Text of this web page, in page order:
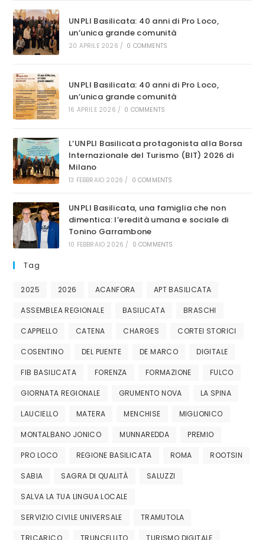
DELLA
GIORNATA
NAZIONALE
DEL
DIALETTO
UNPLI Basilicata: 40 anni di Pro Loco,
un’unica grande comunità
20 APRILE 2026 / 0 COMMENTS
UNPLI Basilicata: 40 anni di Pro Loco,
un’unica grande comunità
16 APRILE 2026 / 0 COMMENTS
L’UNPLI Basilicata protagonista alla Borsa
Internazionale del Turismo (BIT) 2026 di
Milano
13 FEBBRAIO 2026 / 0 COMMENTS
UNPLI Basilicata, una famiglia che non
dimentica: l’eredità umana e sociale di
Tonino Garrambone
10 FEBBRAIO 2026 / 0 COMMENTS
Tag
2025 2026 ACANFORA APT BASILICATA
ASSEMBLEA REGIONALE BASILICATA BRASCHI
CAPPIELLO CATENA CHARGES CORTEI STORICI
COSENTINO DEL PUENTE DE MARCO DIGITALE
FIB BASILICATA FORENZA FORMAZIONE FULCO
GIORNATA REGIONALE GRUMENTO NOVA LA SPINA
LAUCIELLO MATERA MENCHISE MIGLIONICO
MONTALBANO JONICO MUNNAREDDA PREMIO
PRO LOCO REGIONE BASILICATA ROMA ROOTSIN
SABIA SAGRA DI QUALITÀ SALUZZI
SALVA LA TUA LINGUA LOCALE
SERVIZIO CIVILE UNIVERSALE TRAMUTOLA
TRICARICO TRUNCELLITO TURISMO DIGITALE